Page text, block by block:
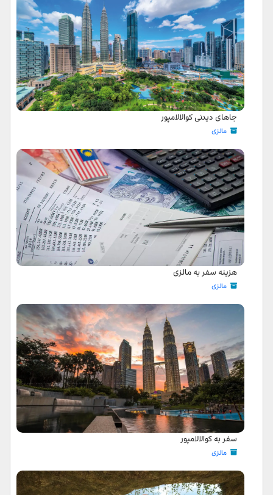
جاهای دیدنی کوالالامپور
مالزی
هزینه سفر به مالزی
مالزی
سفر به کوالالامپور
مالزی